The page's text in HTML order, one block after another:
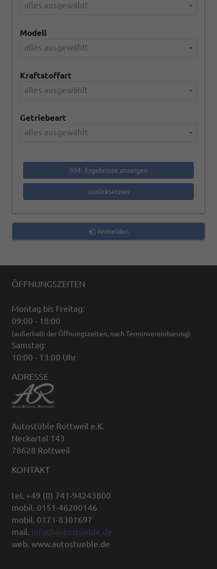
alles ausgewählt
Modell
alles ausgewählt
Kraftstoffart
alles ausgewählt
Getriebeart
alles ausgewählt
994 Ergebnisse anzeigen
zurücksetzen
Anmelden
ÖFFNUNGSZEITEN
Montag bis Freitag:
09:00 - 18:00
(außerhalb der Öffnungszeiten, nach Terminvereinbarung)
Samstag:
10:00 - 13:00 Uhr
ADRESSE
Autostüble Rottweil e.K.
Neckartal 143
78628 Rottweil
KONTAKT
tel. +49 (0) 741-94243800
mobil. 0151-46200146
mobil. 0171-8301697
mail. info@autostueble.de
web. www.autostueble.de